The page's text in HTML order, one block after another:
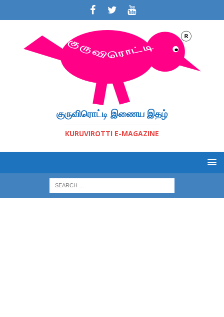
குருவிரொட்டி இணைய இதழ்
KURUVIROTTI E-MAGAZINE